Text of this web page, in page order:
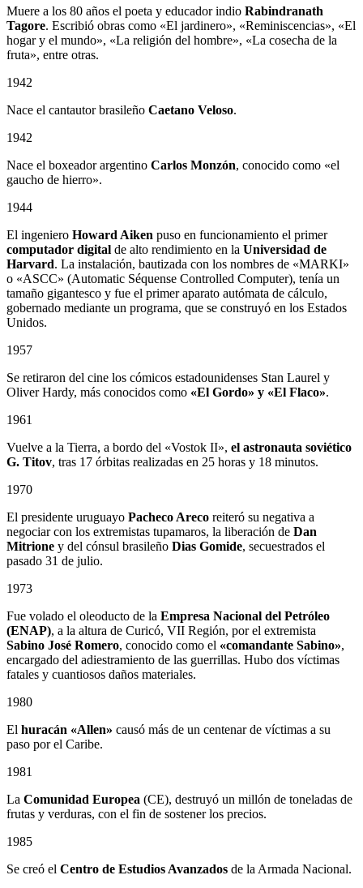
Muere a los 80 años el poeta y educador indio Rabindranath
Tagore. Escribió obras como «El jardinero», «Reminiscencias», «El
hogar y el mundo», «La religión del hombre», «La cosecha de la
fruta», entre otras.
1942
Nace el cantautor brasileño Caetano Veloso.
1942
Nace el boxeador argentino Carlos Monzón, conocido como «el
gaucho de hierro».
1944
El ingeniero Howard Aiken puso en funcionamiento el primer
computador digital de alto rendimiento en la Universidad de
Harvard. La instalación, bautizada con los nombres de «MARKI»
o «ASCC» (Automatic Séquense Controlled Computer), tenía un
tamaño gigantesco y fue el primer aparato autómata de cálculo,
gobernado mediante un programa, que se construyó en los Estados
Unidos.
1957
Se retiraron del cine los cómicos estadounidenses Stan Laurel y
Oliver Hardy, más conocidos como «El Gordo» y «El Flaco».
1961
Vuelve a la Tierra, a bordo del «Vostok II», el astronauta soviético
G. Titov, tras 17 órbitas realizadas en 25 horas y 18 minutos.
1970
El presidente uruguayo Pacheco Areco reiteró su negativa a
negociar con los extremistas tupamaros, la liberación de Dan
Mitrione y del cónsul brasileño Dias Gomide, secuestrados el
pasado 31 de julio.
1973
Fue volado el oleoducto de la Empresa Nacional del Petróleo
(ENAP), a la altura de Curicó, VII Región, por el extremista
Sabino José Romero, conocido como el «comandante Sabino»,
encargado del adiestramiento de las guerrillas. Hubo dos víctimas
fatales y cuantiosos daños materiales.
1980
El huracán «Allen» causó más de un centenar de víctimas a su
paso por el Caribe.
1981
La Comunidad Europea (CE), destruyó un millón de toneladas de
frutas y verduras, con el fin de sostener los precios.
1985
Se creó el Centro de Estudios Avanzados de la Armada Nacional.